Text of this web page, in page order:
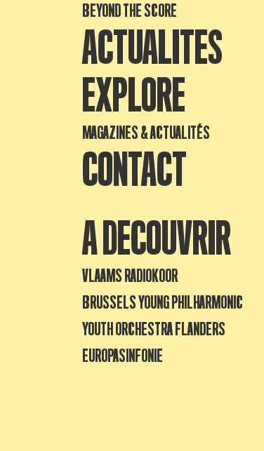
BEYOND THE SCORE
ACTUALITES
EXPLORE
MAGAZINES & ACTUALITÉS
CONTACT
A DECOUVRIR
VLAAMS RADIOKOOR
BRUSSELS YOUNG PHILHARMONIC
YOUTH ORCHESTRA FLANDERS
EUROPASINFONIE